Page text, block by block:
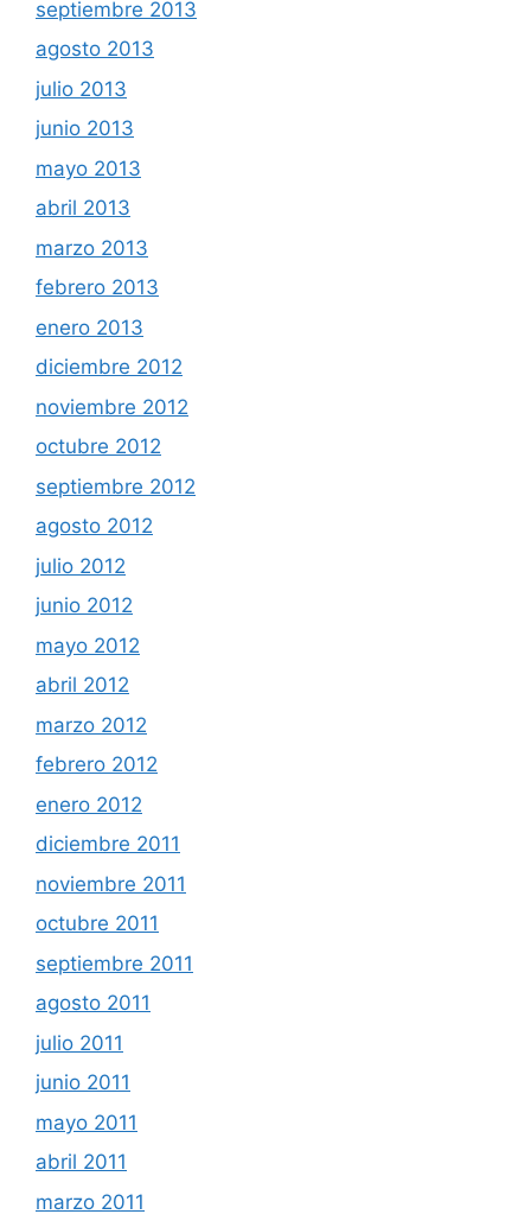
septiembre 2013
agosto 2013
julio 2013
junio 2013
mayo 2013
abril 2013
marzo 2013
febrero 2013
enero 2013
diciembre 2012
noviembre 2012
octubre 2012
septiembre 2012
agosto 2012
julio 2012
junio 2012
mayo 2012
abril 2012
marzo 2012
febrero 2012
enero 2012
diciembre 2011
noviembre 2011
octubre 2011
septiembre 2011
agosto 2011
julio 2011
junio 2011
mayo 2011
abril 2011
marzo 2011